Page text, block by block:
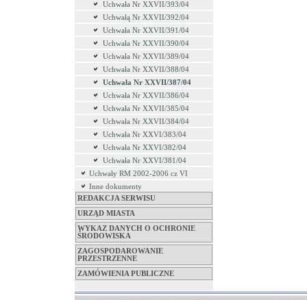
Uchwała Nr XXVII/393/04
Uchwałą Nr XXVII/392/04
Uchwała Nr XXVII/391/04
Uchwała Nr XXVII/390/04
Uchwała Nr XXVII/389/04
Uchwała Nr XXVII/388/04
Uchwała Nr XXVII/387/04
Uchwała Nr XXVII/386/04
Uchwała Nr XXVII/385/04
Uchwała Nr XXVII/384/04
Uchwała Nr XXVI/383/04
Uchwała Nr XXVI/382/04
Uchwała Nr XXVI/381/04
Uchwały RM 2002-2006 cz VI
Inne dokumenty
REDAKCJA SERWISU
URZĄD MIASTA
WYKAZ DANYCH O OCHRONIE
ŚRODOWISKA
ZAGOSPODAROWANIE
PRZESTRZENNE
ZAMÓWIENIA PUBLICZNE